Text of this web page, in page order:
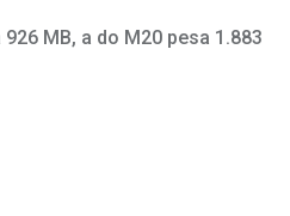
MB, a do M20 pesa 1.883